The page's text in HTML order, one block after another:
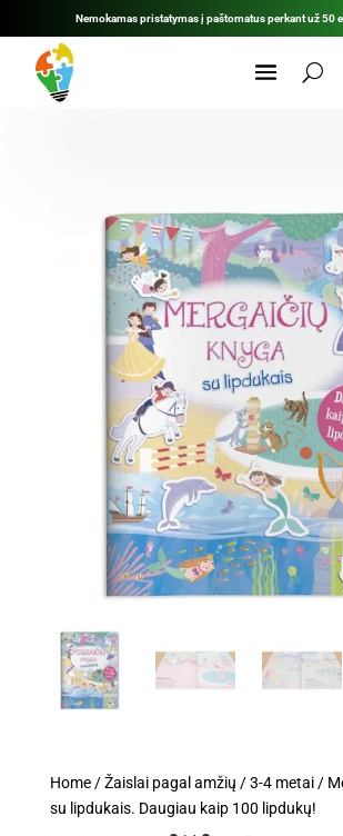
Nemokamas pristatymas į paštomatus perkant už 50
Home/Žaislai pagal amžių /3-4 metai/
su lipdukais. Daugiau kaip 100 lipdukų!